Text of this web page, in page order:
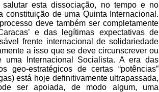
esta dissociação, no tempo e no
de uma Quinta Internacional.
deve também ser completamente
e das legítimas expectativas de
frente internacional de solidariedade
a isso que se deve circunscrever ou
Internacional Socialista. A era das
geo-estratégicos de certas “potências”
está hoje definitivamente ultrapassada,
ser apoiada, de modo algum, uma